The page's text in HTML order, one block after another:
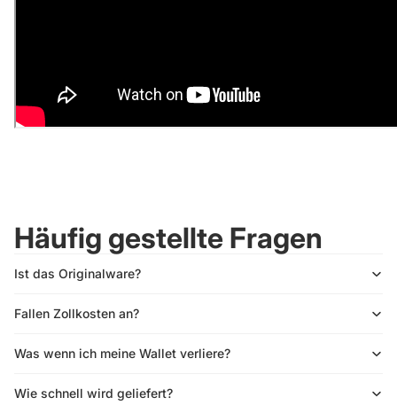
Häufig gestellte Fragen
Ist das Originalware?
Fallen Zollkosten an?
Was wenn ich meine Wallet verliere?
Wie schnell wird geliefert?